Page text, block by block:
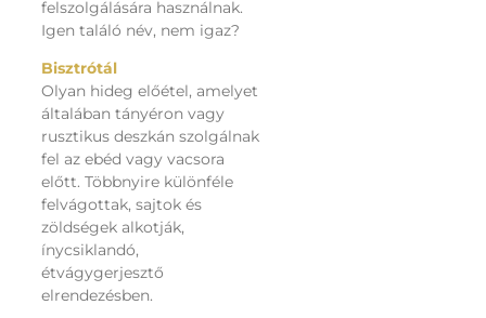
felszolgálására használnak.
Igen találó név, nem igaz?
Bisztrótál
Olyan hideg előétel, amelyet
általában tányéron vagy
rusztikus deszkán szolgálnak
fel az ebéd vagy vacsora
előtt. Többnyire különféle
felvágottak, sajtok és
zöldségek alkotják,
ínycsiklandó,
étvágygerjesztő
elrendezésben.